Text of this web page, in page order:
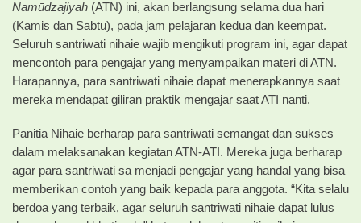
Namūdzajiyah (ATN) ini, akan berlangsung selama dua hari
(Kamis dan Sabtu), pada jam pelajaran kedua dan keempat.
Seluruh santriwati nihaie wajib mengikuti program ini, agar dapat
mencontoh para pengajar yang menyampaikan materi di ATN.
Harapannya, para santriwati nihaie dapat menerapkannya saat
mereka mendapat giliran praktik mengajar saat ATI nanti.
Panitia Nihaie berharap para santriwati semangat dan sukses
dalam melaksanakan kegiatan ATN-ATI. Mereka juga berharap
agar para santriwati sa menjadi pengajar yang handal yang bisa
memberikan contoh yang baik kepada para anggota. “Kita selalu
berdoa yang terbaik, agar seluruh santriwati nihaie dapat lulus